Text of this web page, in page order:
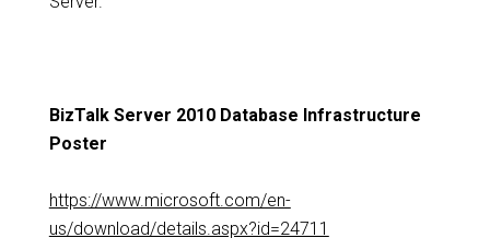
BizTalk Server 2010 Database Infrastructure
Poster
https://www.microsoft.com/en-
us/download/details.aspx?id=24711